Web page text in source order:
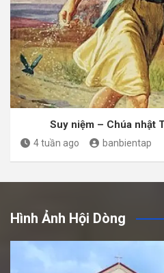
Suy niệm – Chúa nhật
4 tuần ago banbientap
Hình Ảnh Hội Dòng